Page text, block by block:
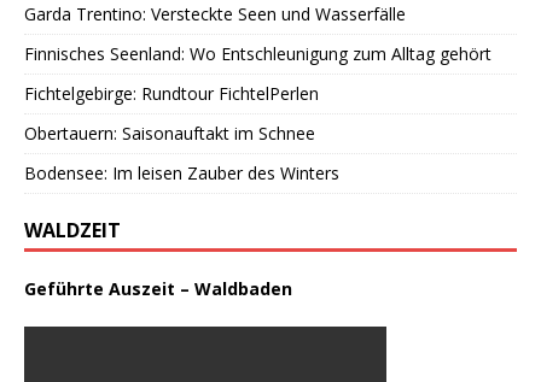
Garda Trentino: Versteckte Seen und Wasserfälle
Finnisches Seenland: Wo Entschleunigung zum Alltag gehört
Fichtelgebirge: Rundtour FichtelPerlen
Obertauern: Saisonauftakt im Schnee
Bodensee: Im leisen Zauber des Winters
WALDZEIT
Geführte Auszeit – Waldbaden